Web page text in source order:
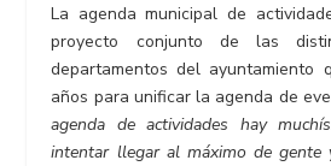
La agenda municipal de
proyecto conjunto de las
departamentos del ayuntamiento
años para unificar la agenda de
agenda de actividades hay
intentar llegar al máximo de gente